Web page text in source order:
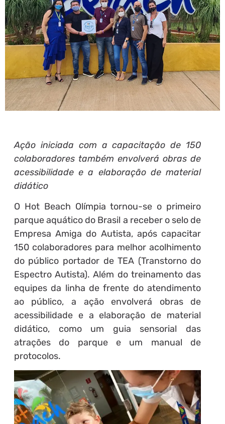
Ação iniciada com a capacitação de 150
colaboradores também envolverá obras de
acessibilidade e a elaboração de material
didático
O Hot Beach Olímpia tornou-se o primeiro
parque aquático do Brasil a receber o selo de
Empresa Amiga do Autista, após capacitar
150 colaboradores para melhor acolhimento
do público portador de TEA (Transtorno do
Espectro Autista). Além do treinamento das
equipes da linha de frente do atendimento
ao público, a ação envolverá obras de
acessibilidade e a elaboração de material
didático, como um guia sensorial das
atrações do parque e um manual de
protocolos.